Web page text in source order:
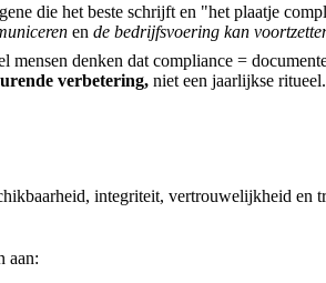
die het beste schrijft en "het plaatje
en de bedrijfsvoering kan
mensen denken dat compliance =
verbetering, niet een jaarlijkse ritueel.
integriteit, vertrouwelijkheid en
aan: